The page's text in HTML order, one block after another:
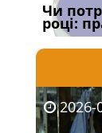
Чи
році:
2026-